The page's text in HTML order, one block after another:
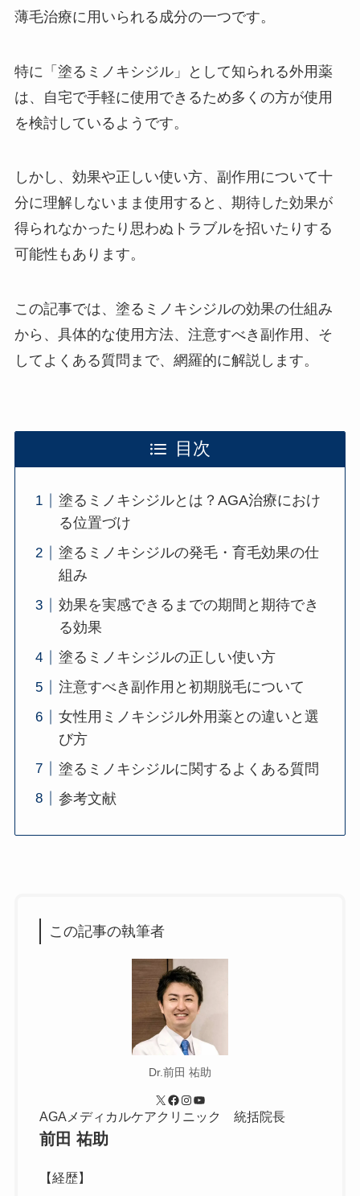
薄毛治療に用いられる成分の一つです。
特に「塗るミノキシジル」として知られる外用薬
は、自宅で手軽に使用できるため多くの方が使用
を検討しているようです。
しかし、効果や正しい使い方、副作用について十
分に理解しないまま使用すると、期待した効果が
得られなかったり思わぬトラブルを招いたりする
可能性もあります。
この記事では、塗るミノキシジルの効果の仕組み
から、具体的な使用方法、注意すべき副作用、そ
してよくある質問まで、網羅的に解説します。
目次
塗るミノキシジルとは？AGA治療におけ
る位置づけ
塗るミノキシジルの発毛・育毛効果の仕
組み
効果を実感できるまでの期間と期待でき
る効果
塗るミノキシジルの正しい使い方
注意すべき副作用と初期脱毛について
女性用ミノキシジル外用薬との違いと選
び方
塗るミノキシジルに関するよくある質問
参考文献
この記事の執筆者
Dr.前田 祐助
X Facebook Instagram YouTube
AGAメディカルケアクリニック 統括院長
前田 祐助
【経歴】